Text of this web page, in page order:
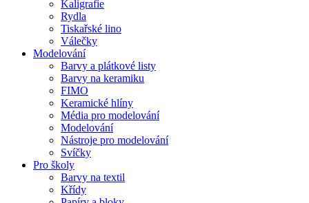
Kaligrafie
Rydla
Tiskařské lino
Válečky
Modelování
Barvy a plátkové listy
Barvy na keramiku
FIMO
Keramické hlíny
Média pro modelování
Modelování
Nástroje pro modelování
Svíčky
Pro školy
Barvy na textil
Křídy